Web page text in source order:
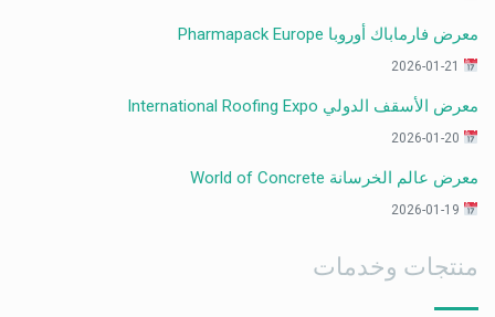
معرض فارماباك أوروبا Pharmapack Europe
معرض الأسقف الدولي International Roofing Expo
معرض عالم الخرسانة World of Concrete
منتجات وخدمات